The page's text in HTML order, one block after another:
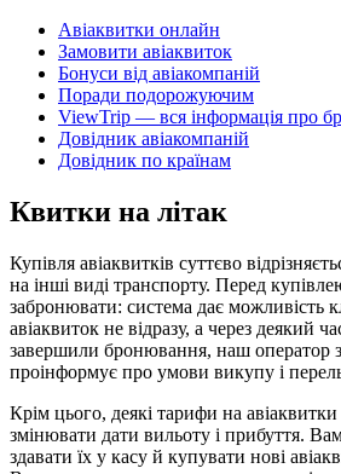
Авіаквитки онлайн
Замовити авіаквиток
Бонуси від авіакомпаній
Поради подорожуючим
ViewTrip — вся інформація про
Довідник авіакомпаній
Довідник по країнам
Квитки на літак
Купівля авіаквитків суттєво
на інші виді транспорту. Перед
забронювати: система дає можливість
авіаквиток не відразу, а через деякий
завершили бронювання, наш оператор
проінформує про умови викупу і
Крім цього, деякі тарифи на
змінювати дати вильоту і прибуття.
здавати їх у касу й купувати нові